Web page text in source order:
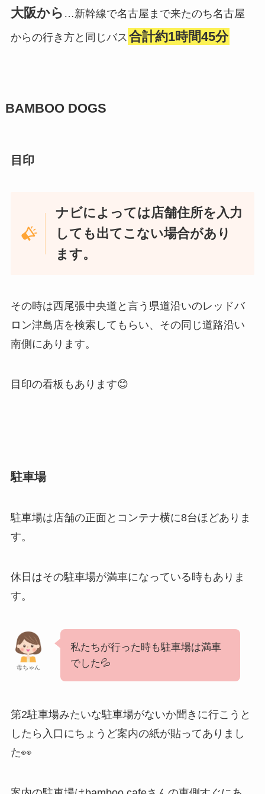
大阪から …新幹線で名古屋まで来たのち名古屋
からの行き方と同じバス 合計約1時間45分
BAMBOO DOGS
目印
ナビによっては店舗住所を入力
しても出てこない場合があり
ます。
その時は西尾張中央道と言う県道沿いのレッドバ
ロン津島店を検索してもらい、その同じ道路沿い
南側にあります。
目印の看板もあります😊
駐車場
駐車場は店舗の正面とコンテナ横に8台ほどありま
す。
休日はその駐車場が満車になっている時もありま
す。
母ちゃん
私たちが行った時も駐車場は満車
でした💦
第2駐車場みたいな駐車場がないか聞きに行こうと
したら入口にちょうど案内の紙が貼ってありまし
た👀